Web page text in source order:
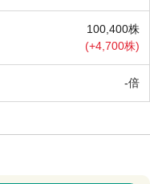
100,400株
(+4,700株)
-倍